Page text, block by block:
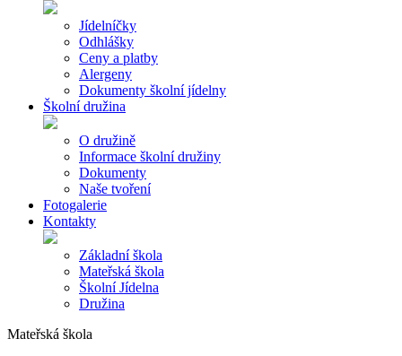
Jídelníčky
Odhlášky
Ceny a platby
Alergeny
Dokumenty školní jídelny
Školní družina
O družině
Informace školní družiny
Dokumenty
Naše tvoření
Fotogalerie
Kontakty
Základní škola
Mateřská škola
Školní Jídelna
Družina
Mateřská škola